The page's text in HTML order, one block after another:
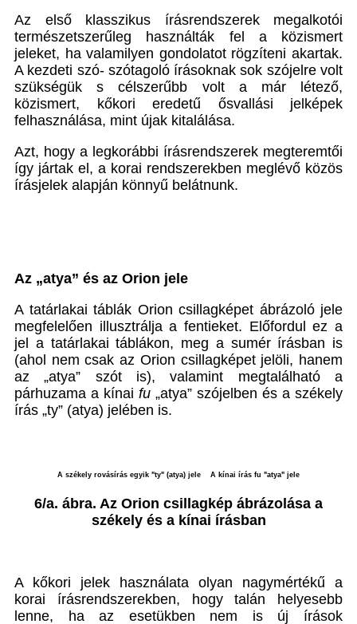
Az első klasszikus írásrendszerek megalkotói
természetszerűleg használták fel a közismert
jeleket, ha valamilyen gondolatot rögzíteni akartak.
A kezdeti szó- szótagoló írásoknak sok szójelre volt
szükségük s célszerűbb volt a már létező,
közismert, kőkori eredetű ősvallási jelképek
felhasználása, mint újak kitalálása.
Azt, hogy a legkorábbi írásrendszerek megteremtői
így jártak el, a korai rendszerekben meglévő közös
írásjelek alapján könnyű belátnunk.
Az „atya” és az Orion jele
A tatárlakai táblák Orion csillagképet ábrázoló jele
megfelelően illusztrálja a fentieket. Előfordul ez a
jel a tatárlakai táblákon, meg a sumér írásban is
(ahol nem csak az Orion csillagképet jelöli, hanem
az „atya” szót is), valamint megtalálható a
párhuzama a kínai fu „atya” szójelben és a székely
írás „ty” (atya) jelében is.
A székely rovásírás egyik "ty" (atya) jele A kínai írás fu "atya" jele
6/a. ábra. Az Orion csillagkép ábrázolása a
székely és a kínai írásban
A kőkori jelek használata olyan nagymértékű a
korai írásrendszerekben, hogy talán helyesebb
lenne, ha az esetükben nem is új írások